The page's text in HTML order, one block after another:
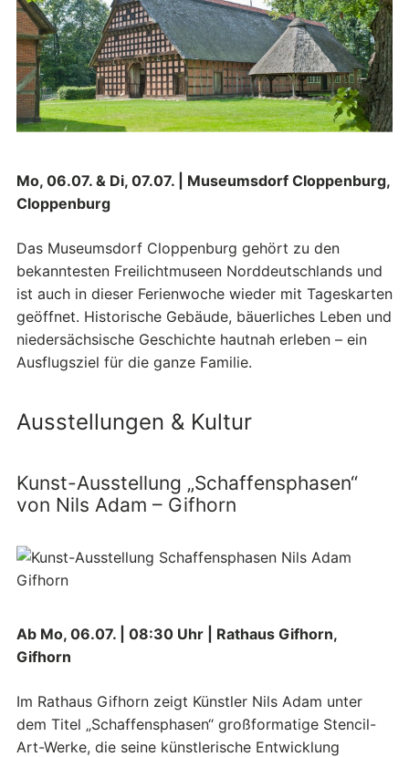
Mo, 06.07. & Di, 07.07. | Museumsdorf Cloppenburg,
Cloppenburg
Das Museumsdorf Cloppenburg gehört zu den
bekanntesten Freilichtmuseen Norddeutschlands und
ist auch in dieser Ferienwoche wieder mit Tageskarten
geöffnet. Historische Gebäude, bäuerliches Leben und
niedersächsische Geschichte hautnah erleben – ein
Ausflugsziel für die ganze Familie.
Ausstellungen & Kultur
Kunst-Ausstellung „Schaffensphasen“
von Nils Adam – Gifhorn
Ab Mo, 06.07. | 08:30 Uhr | Rathaus Gifhorn,
Gifhorn
Im Rathaus Gifhorn zeigt Künstler Nils Adam unter
dem Titel „Schaffensphasen“ großformatige Stencil-
Art-Werke, die seine künstlerische Entwicklung